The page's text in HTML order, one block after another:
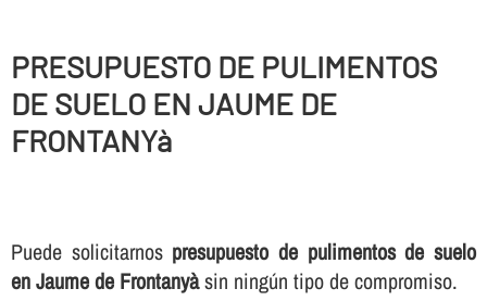
PRESUPUESTO DE PULIMENTOS
DE SUELO EN JAUME DE
FRONTANYà
Puede solicitarnos presupuesto de pulimentos de suelo
en Jaume de Frontanyàsin ningún tipo de compromiso.